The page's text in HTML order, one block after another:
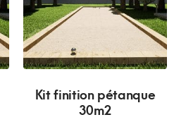
Kit finition pétanque
30m2